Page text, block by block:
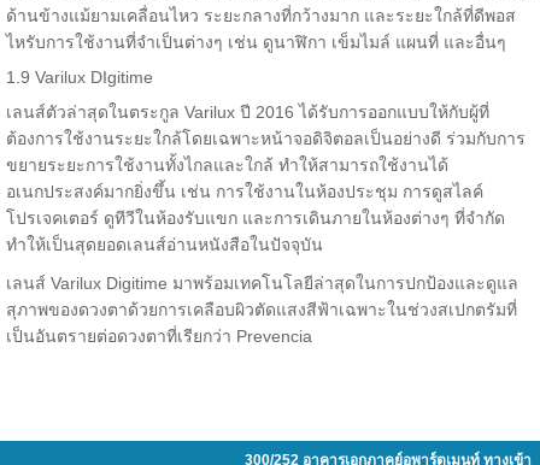
ด้านข้างแม้ยามเคลื่อนไหว ระยะกลางที่กว้างมาก และระยะใกล้ที่ดีพอส
ไหรับการใช้งานที่จำเป็นต่างๆ เช่น ดูนาฬิกา เข็มไมล์ แผนที่ และอื่นๆ
1.9 Varilux DIgitime
เลนส์ตัวล่าสุดในตระกูล Varilux ปี 2016 ได้รับการออกแบบให้กับผู้ที่
ต้องการใช้งานระยะใกล้โดยเฉพาะหน้าจอดิจิตอลเป็นอย่างดี ร่วมกับการ
ขยายระยะการใช้งานทั้งไกลและใกล้ ทำให้สามารถใช้งานได้
อเนกประสงค์มากยิ่งขึ้น เช่น การใช้งานในห้องประชุม การดูสไลค์
โปรเจคเตอร์ ดูทีวีในห้องรับแขก และการเดินภายในห้องต่างๆ ที่จำกัด
ทำให้เป็นสุดยอดเลนส์อ่านหนังสือในปัจจุบัน
เลนส์ Varilux Digitime มาพร้อมเทคโนโลยีล่าสุดในการปกป้องและดูแล
สุภาพของดวงตาด้วยการเคลือบผิวตัดแสงสีฟ้าเฉพาะในช่วงสเปกตรัมที่
เป็นอันตรายต่อดวงตาที่เรียกว่า Prevencia
300/252 อาคารเอกภาคย์อพาร์ตเมนท์ ทางเข้า